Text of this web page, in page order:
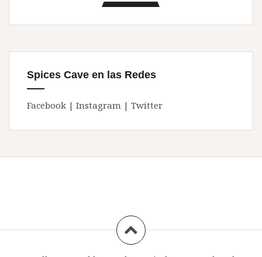
Spices Cave en las Redes
Facebook | Instagram | Twitter